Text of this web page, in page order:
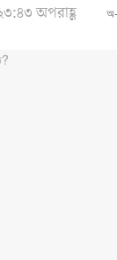
অপরাহ্ণ অ-